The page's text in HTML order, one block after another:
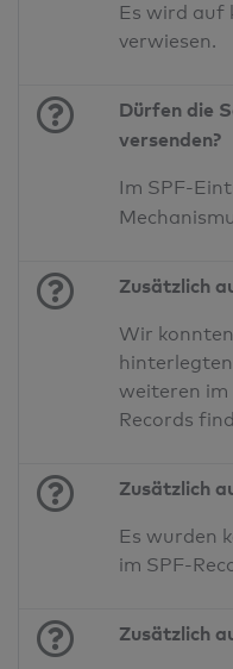
Es wird auf
verwiesen.
Dürfen die
versenden?
Im SPF-
Zusätzlich
Wir
weiteren im
Records
Zusätzlich
Es wurden
im SPF-
Zusätzlich